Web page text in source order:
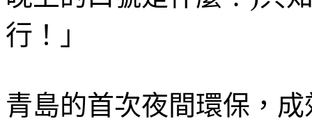
行！」
青島的首次夜間環保，